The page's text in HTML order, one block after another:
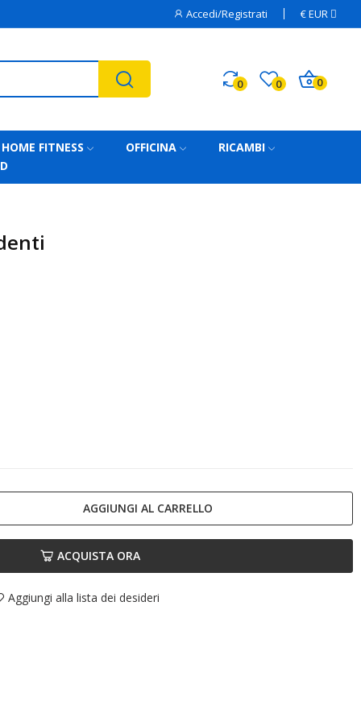
Accedi/Registrati €EUR
0 0 0
HOME FITNESS OFFICINA
RICAMBI
AGGIUNGI AL CARRELLO
ACQUISTA ORA
Aggiungi alla lista dei desideri